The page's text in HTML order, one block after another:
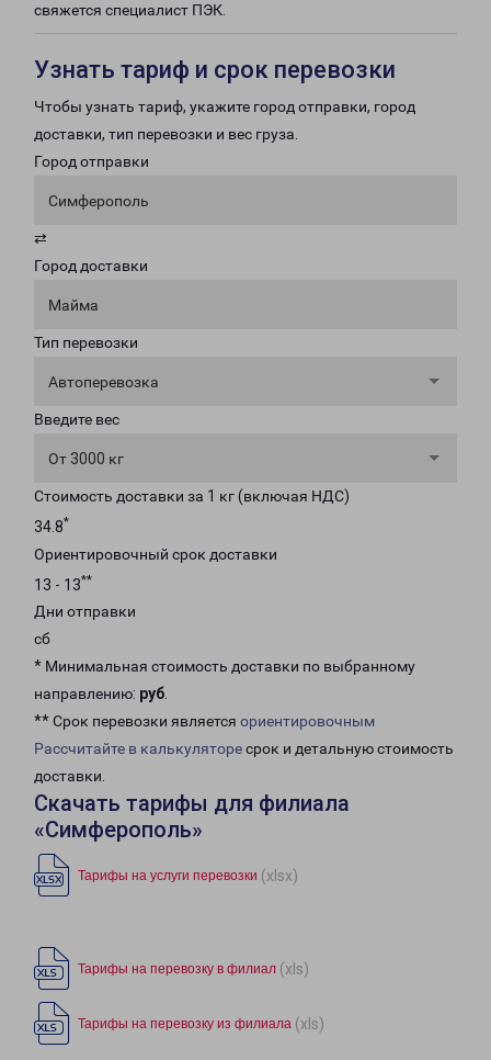
свяжется специалист ПЭК.
Узнать тариф и срок перевозки
Чтобы узнать тариф, укажите город отправки, город
доставки, тип перевозки и вес груза.
Город отправки
Симферополь
⇄
Город доставки
Майма
Тип перевозки
Автоперевозка
Введите вес
От 3000 кг
Стоимость доставки за 1 кг (включая НДС)
34.8*
Ориентировочный срок доставки
13 - 13**
Дни отправки
сб
* Минимальная стоимость доставки по выбранному
направлению: руб.
** Срок перевозки является ориентировочным
Рассчитайте в калькуляторесрок и детальную стоимость
доставки.
Скачать тарифы для филиала
«Симферополь»
Тарифы на услуги перевозки (xlsx)
Тарифы на перевозку в филиал (xls)
Тарифы на перевозку из филиала (xls)